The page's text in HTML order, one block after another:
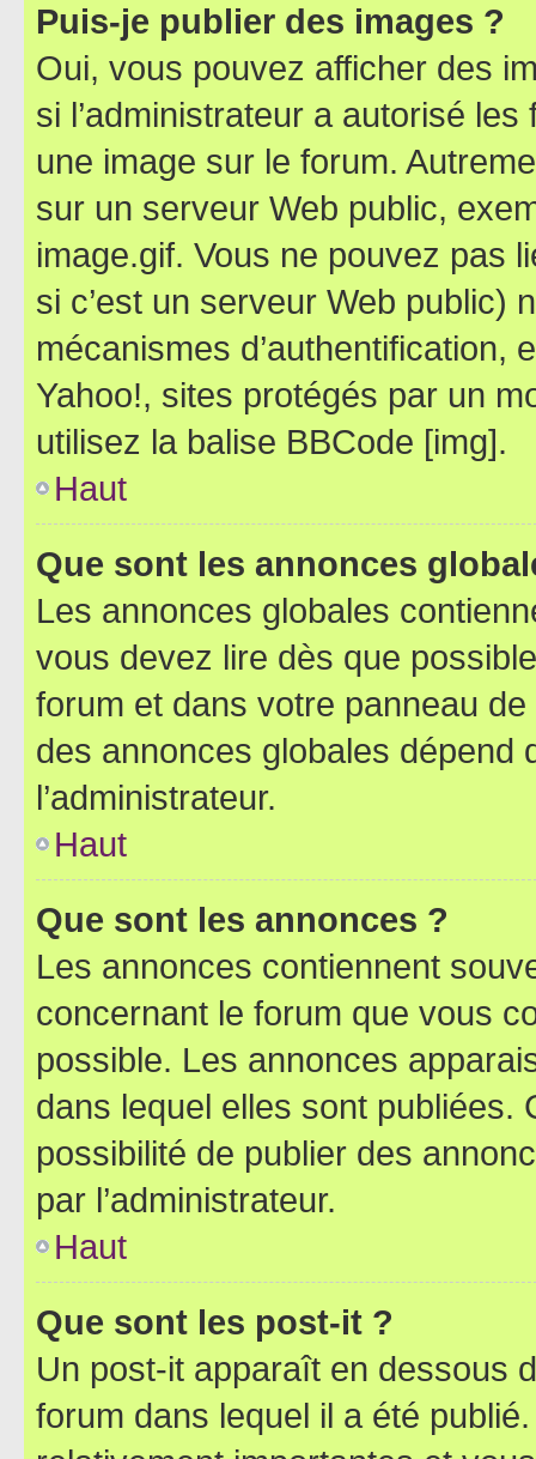
Puis-je publier des images ?
Oui, vous pouvez afficher des
si l’administrateur a autorisé
une image sur le forum.
sur un serveur Web public,
image.gif. Vous ne pouvez pas
si c’est un serveur Web public)
mécanismes d’authentification,
Yahoo!, sites protégés par un
utilisez la balise BBCode [img].
Haut
Que sont les annonces
Les annonces globales
vous devez lire dès que
forum et dans votre panneau
des annonces globales dépend
l’administrateur.
Haut
Que sont les annonces ?
Les annonces contiennent
concernant le forum que vous
possible. Les annonces
dans lequel elles sont publiées.
possibilité de publier des
par l’administrateur.
Haut
Que sont les post-it ?
Un post-it apparaît en dessous
forum dans lequel il a été